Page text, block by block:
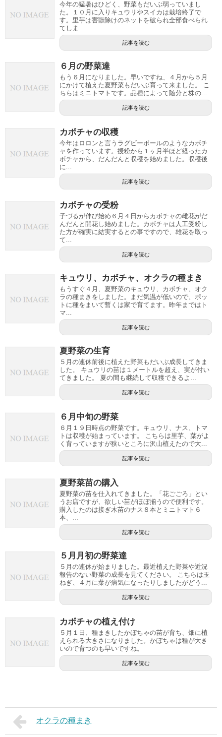
今年の猛暑はひどく、野菜もだいぶ弱っていまし
た。１０月に入りキュウリやスイカは栽培終了で
す。里芋は害獣除けのネットを破られ全部食べられ
てしま...
記事を読む
６月の野菜達
もう６月になりました。早いですね、４月から５月
にかけて植えた夏野菜もだいぶ育って来ました。 こ
ちらはミニトマトです。品種によって随分と株の...
記事を読む
カボチャの収穫
今年はロロンと言うラグビーボールのようなカボチ
ャを作っています。授粉から１ヶ月半ほど経ったカ
ボチャから、だんだんと収穫を始めました。収穫後
に...
記事を読む
カボチャの受粉
子づるが伸び始め６月４日からカボチャの雌花がだ
んだんと開花し始めました。カボチャは人工受粉し
た方が確実に結実するとの事ですので、雄花を取っ
て...
記事を読む
キュウリ、カボチャ、オクラの種まき
もうすぐ４月、夏野菜のキュウリ、カボチャ、オク
ラの種まきをしました。まだ気温が低いので、ポッ
トに種をまいて暫くは家で育てます。昨年まではト
マ...
記事を読む
夏野菜の生育
５月の連休前後に植えた野菜もだいぶ成長してきま
した。 キュウリの苗は１メートルを超え、実が付い
てきました。 夏の間も継続して収穫できるよ...
記事を読む
６月中旬の野菜
６月１９日時点の野菜です。キュウリ、ナス、トマ
トは収穫が始まっています。 こちらは里芋、葉がよ
く育っていますが狭いところに沢山植えたので大...
記事を読む
夏野菜苗の購入
夏野菜の苗を仕入れてきました。「花ごごろ」とい
うお店ですが、欲しい苗がほぼ揃うので便利です。
購入したのは接ぎ木苗のナス８本とミニトマト６
本、...
記事を読む
５月月初の野菜達
５月の連休が始まりました。最近植えた野菜や近況
報告のない野菜の成長を見てください。 こちらは玉
ねぎ、４月に葉が病気になったりしましたがどう...
記事を読む
カボチャの植え付け
５月１日、種まきしたかぼちゃの苗が育ち、畑に植
えられる大きさになりました。かぼちゃは種が大き
いので育つのも早いですね。
記事を読む
オクラの種まき